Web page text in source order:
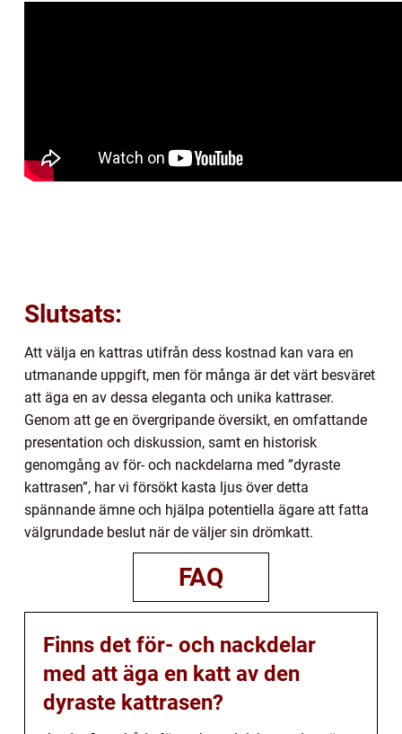
Slutsats:
Att välja en kattras utifrån dess kostnad kan vara en
utmanande uppgift, men för många är det värt besväret
att äga en av dessa eleganta och unika kattraser.
Genom att ge en övergripande översikt, en omfattande
presentation och diskussion, samt en historisk
genomgång av för- och nackdelarna med ”dyraste
kattrasen”, har vi försökt kasta ljus över detta
spännande ämne och hjälpa potentiella ägare att fatta
välgrundade beslut när de väljer sin drömkatt.
FAQ
Finns det för- och nackdelar
med att äga en katt av den
dyraste kattrasen?